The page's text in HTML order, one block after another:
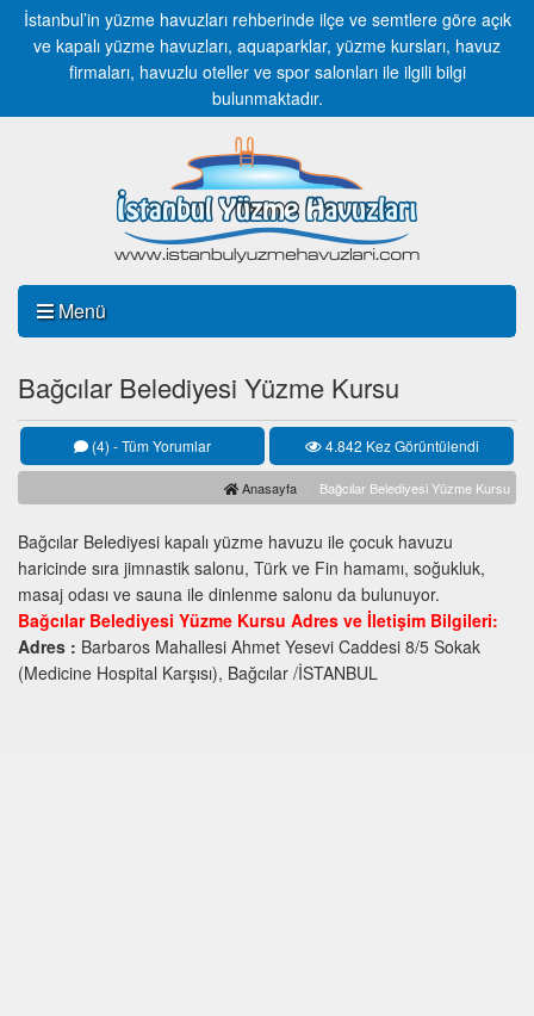
İstanbul’in yüzme havuzları rehberinde ilçe ve semtlere göre açık
ve kapalı yüzme havuzları, aquaparklar, yüzme kursları, havuz
firmaları, havuzlu oteller ve spor salonları ile ilgili bilgi
bulunmaktadır.
Menü
Bağcılar Belediyesi Yüzme Kursu
(4) - Tüm Yorumlar 4.842 Kez Görüntülendi
Anasayfa Bağcılar Belediyesi Yüzme Kursu
Bağcılar Belediyesi kapalı yüzme havuzu ile çocuk havuzu
haricinde sıra jimnastik salonu, Türk ve Fin hamamı, soğukluk,
masaj odası ve sauna ile dinlenme salonu da bulunuyor.
Bağcılar Belediyesi Yüzme Kursu Adres ve İletişim Bilgileri:
Adres : Barbaros Mahallesi Ahmet Yesevi Caddesi 8/5 Sokak
(Medicine Hospital Karşısı), Bağcılar /İSTANBUL